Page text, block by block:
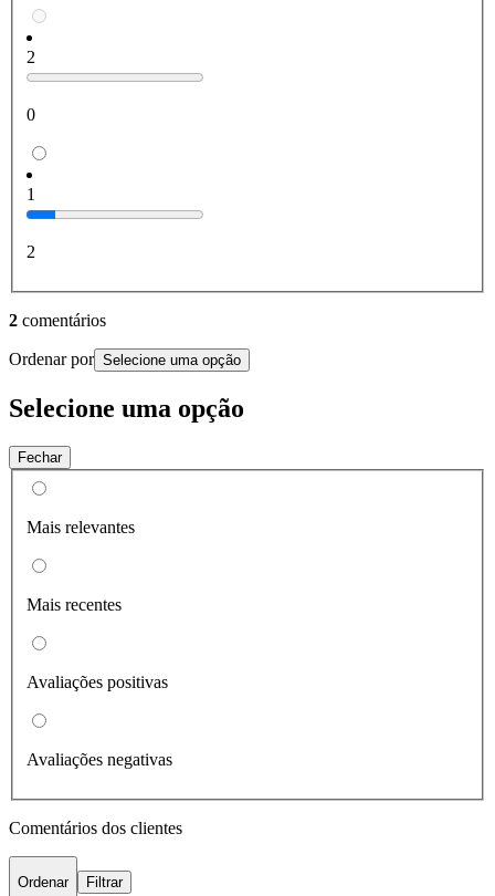
2
0
1
2
2 comentários
Ordenar por Selecione uma opção
Selecione uma opção
Fechar
Mais relevantes
Mais recentes
Avaliações positivas
Avaliações negativas
Comentários dos clientes
Ordenar Filtrar